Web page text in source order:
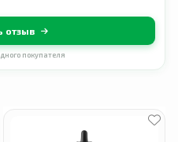
отзыв
покупателя